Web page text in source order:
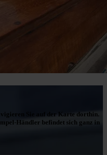
Sie auf der Karte dorthin.
Händler befindet sich ganz in